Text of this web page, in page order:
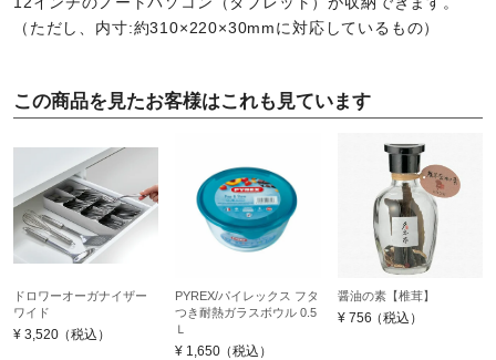
（ただし、内寸:約310×220×30mmに対応しているもの）
この商品を見たお客様はこれも見ています
ドロワーオーガナイザー
ワイド
¥ 3,520（税込）
PYREX/パイレックス フタ
つき耐熱ガラスボウル 0.5
Ｌ
¥ 1,650（税込）
醤油の素【椎茸】
¥ 756（税込）